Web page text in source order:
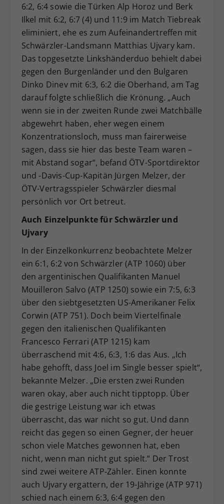
6:2, 6:4 sowie die Türken Alp Horoz und Berk
Ilkel mit 6:2, 6:7 (4) und 11:9 im Match Tiebreak
eliminiert, ehe es zum Aufeinandertreffen mit
Schwärzler-Landsmann Matthias Ujvary kam.
Das topgesetzte Linkshänderduo behielt dabei
gegen den Burgenländer und den Bulgaren
Dinko Dinev mit 6:3, 6:2 die Oberhand, am Tag
darauf folgte schließlich die Krönung. „Auch
wenn sie in der zweiten Runde zwei Matchbälle
abgewehrt haben, eher wegen einem
Konzentrationsloch, muss man fairerweise
sagen, dass sie hier das beste Team waren –
mit Abstand sogar“, befand ÖTV-Sportdirektor
und -Davis-Cup-Kapitän Jürgen Melzer, der
ÖTV-Vertragsspieler Schwärzler diesmal
persönlich vor Ort betreut.
Auch Einzelpunkte für Schwärzler und
Ujvary
In der Einzelkonkurrenz beobachtete Melzer
ein 6:1, 6:2 von Schwärzler (ATP 1060) über
den argentinischen Qualifikanten Manuel
Mouilleron Salvo (ATP 1250) sowie ein 7:5, 6:3
über den siebtgesetzten US-Amerikaner Felix
Corwin (ATP 751). Doch beim Viertelfinale
gegen den italienischen Qualifikanten
Francesco Ferrari (ATP 1215) kam
überraschend mit 4:6, 6:3, 1:6 das Aus. „Ich
habe gehofft, dass Joel im Single besser spielt“,
bekannte Melzer. „Die ersten zwei Runden
waren okay, aber auch nicht tipptopp. Über
die gestrige Leistung war ich etwas
überrascht, das war nicht so gut. Und dann
reicht das gegen so einen Gegner, der heuer
schon viele Matches gewonnen hat, eben
nicht, wenn man nicht gut spielt.“ Der Trost
sind zwei weitere ATP-Zähler. Einen konnte
auch Ujvary ergattern, der 19-Jährige (ATP 971)
schied nach einem 6:3, 6:4 gegen den